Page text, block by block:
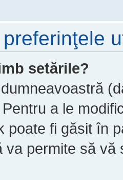
setările?
a le
poate fi găsit în
va permite să vă